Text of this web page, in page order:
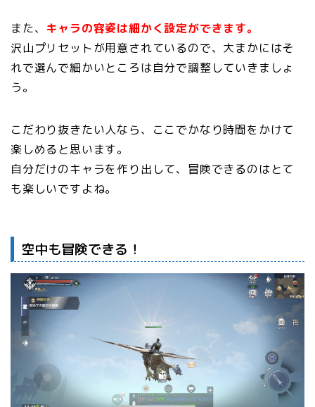
また、 キャラの容姿は細かく設定ができます。
沢山プリセットが用意されているので、大まかにはそ
れで選んで細かいところは自分で調整していきましょ
う。
こだわり抜きたい人なら、ここでかなり時間をかけて
楽しめると思います。
自分だけのキャラを作り出して、冒険できるのはとて
も楽しいですよね。
空中も冒険できる！